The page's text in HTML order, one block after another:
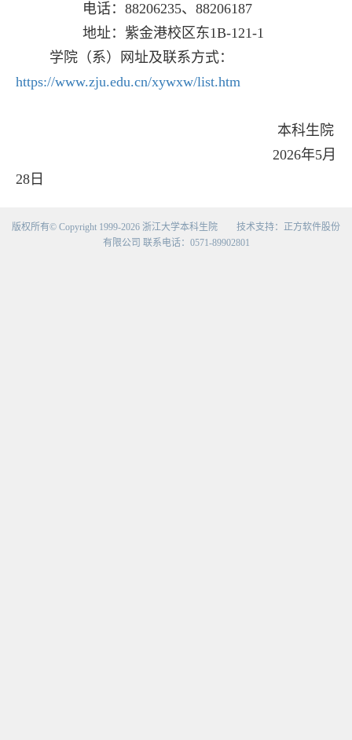
电话：88206235、88206187
地址：紫金港校区东1B-121-1
学院（系）网址及联系方式：
https://www.zju.edu.cn/xywxw/list.htm
本科生院
2026年5月
28 日
版权所有©Copyright1999-2026浙江大学本科生院技术支持：正方软件股份
有限公司联系电话：0571-89902801